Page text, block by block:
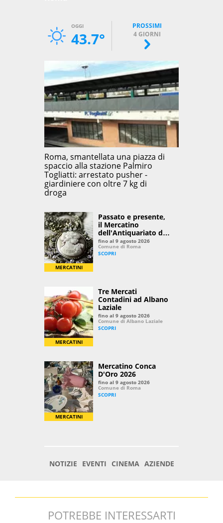
POTREBBE INTERESSARTI